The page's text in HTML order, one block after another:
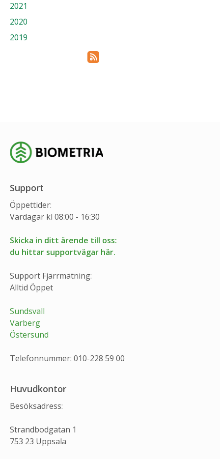
2021
2020
2019
Support
Öppettider:
Vardagar kl 08:00 - 16:30
Skicka in ditt ärende till oss:
du hittar supportvägar här.
Support Fjärrmätning:
Alltid Öppet
Sundsvall
Varberg
Östersund
Telefonnummer: 010-228 59 00
Huvudkontor
Besöksadress:
Strandbodgatan 1
753 23 Uppsala